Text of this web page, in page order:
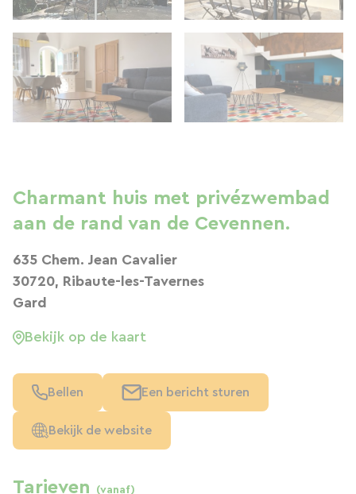
Charmant huis met privézwembad
aan de rand van de Cevennen.
635 Chem. Jean Cavalier
30720, Ribaute-les-Tavernes
Gard
Bekijk op de kaart
Bellen Een bericht sturen
Bekijk de website
Tarieven (vanaf)